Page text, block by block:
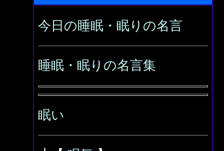
今日の睡眠・眠りの名言
睡眠・眠りの名言集
眠い